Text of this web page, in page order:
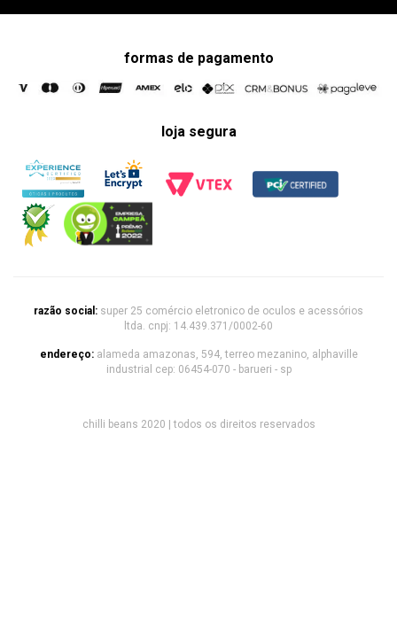
formas de pagamento
loja segura
razão social: super 25 comércio eletronico de oculos e acessórios
ltda. cnpj: 14.439.371/0002-60
endereço: alameda amazonas, 594, terreo mezanino, alphaville
industrial cep: 06454-070 - barueri - sp
chilli beans 2020 | todos os direitos reservados